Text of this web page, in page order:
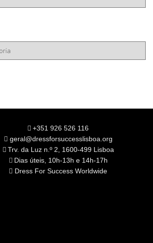
+351 926 526 116
geral@dressforsuccesslisboa.org
Trv. da Luz n.º 2, 1600-499 Lisboa
Dias úteis, 10h-13h e 14h-17h
Dress For Success Worldwide